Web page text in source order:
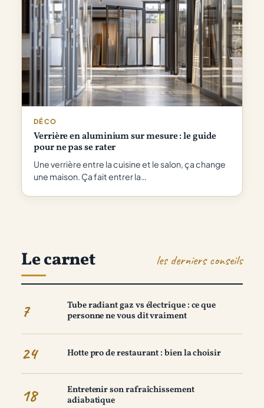
DÉCO
Verrière en aluminium sur mesure : le guide
pour ne pas se rater
Une verrière entre la cuisine et le salon, ça change
une maison. Ça fait entrer la…
Le carnet les derniers conseils
7
Tube radiant gaz vs électrique : ce que
personne ne vous dit vraiment
24 Hotte pro de restaurant : bien la choisir
18
Entretenir son rafraîchissement
adiabatique